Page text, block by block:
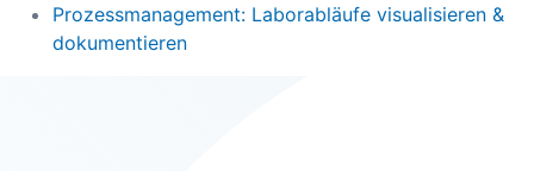
Prozessmanagement: Laborabläufe visualisieren &
dokumentieren